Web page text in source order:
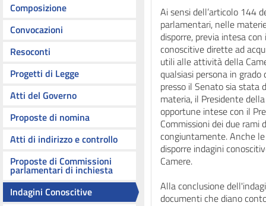
Composizione
Convocazioni
Resoconti
Progetti di Legge
Atti del Governo
Proposte di nomina
Atti di indirizzo e controllo
Proposte di Commissioni
parlamentari di inchiesta
Indagini Conoscitive
Ai sensi dell’articolo 144
parlamentari, nelle
disporre, previa intesa
conoscitive dirette ad
utili alle attività della
qualsiasi persona in
presso il Senato sia stata
materia, il Presidente
opportune intese con il
Commissioni dei due rami
congiuntamente. Anche
disporre indagini
Camere.
Alla conclusione
documenti che diano